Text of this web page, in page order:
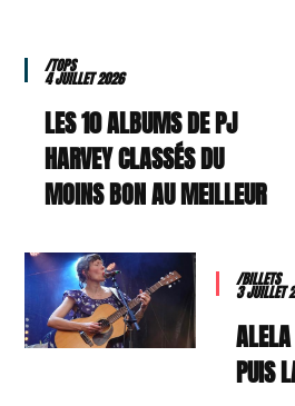
/TOPS
4 JUILLET 2026
LES 10 ALBUMS DE PJ
HARVEY CLASSÉS DU
MOINS BON AU MEILLEUR
/BILLETS
3 JUILLET
PUIS